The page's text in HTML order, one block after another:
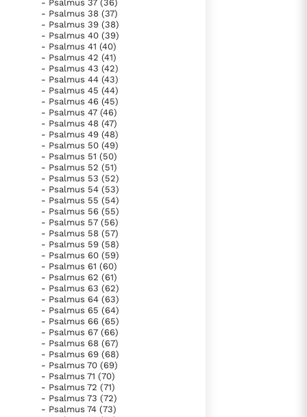
- Psalmus 37 (36)
- Psalmus 38 (37)
- Psalmus 39 (38)
- Psalmus 40 (39)
- Psalmus 41 (40)
- Psalmus 42 (41)
- Psalmus 43 (42)
- Psalmus 44 (43)
- Psalmus 45 (44)
- Psalmus 46 (45)
- Psalmus 47 (46)
- Psalmus 48 (47)
- Psalmus 49 (48)
- Psalmus 50 (49)
- Psalmus 51 (50)
- Psalmus 52 (51)
- Psalmus 53 (52)
- Psalmus 54 (53)
- Psalmus 55 (54)
- Psalmus 56 (55)
- Psalmus 57 (56)
- Psalmus 58 (57)
- Psalmus 59 (58)
- Psalmus 60 (59)
- Psalmus 61 (60)
- Psalmus 62 (61)
- Psalmus 63 (62)
- Psalmus 64 (63)
- Psalmus 65 (64)
- Psalmus 66 (65)
- Psalmus 67 (66)
- Psalmus 68 (67)
- Psalmus 69 (68)
- Psalmus 70 (69)
- Psalmus 71 (70)
- Psalmus 72 (71)
- Psalmus 73 (72)
- Psalmus 74 (73)